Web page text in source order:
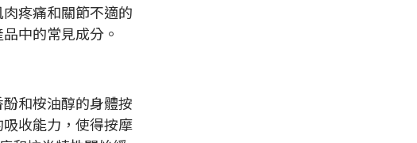
疼痛和關節不適的
中的常見成分。
和桉油醇的身體按
收能力，使得按摩